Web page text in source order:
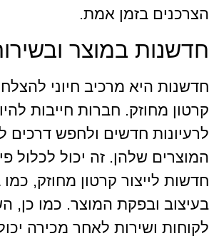
הצרכנים בזמן אמת.
חדשנות במוצר
חדשנות היא מרכיב חיוני
קרטון מחוזק. חברות חייבות
לרעיונות חדשים ולחפש דרכים
המוצרים שלהן. זה יכול לכלול
חדשות לייצור קרטון מחוזק,
בעיצוב ובפקת המוצר. כמו כן,
לקוחות ושירות לאחר מכירה